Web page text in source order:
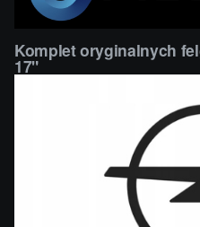
Komplet oryginalnych
17"